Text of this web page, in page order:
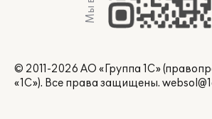
© 2011-2026 АО «Группа 1С»
«1С»). Все права защищены.